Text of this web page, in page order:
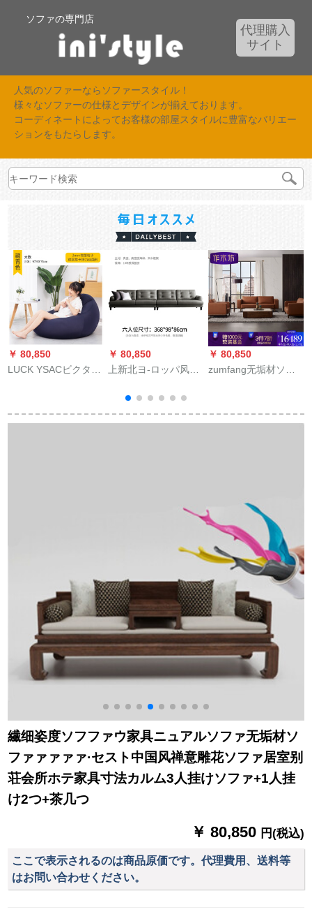
ソファの専門店
代理購入
サイト
人気のソファーならソファースタイル！
様々なソファーの仕様とデザインが揃えております。
コーディネートによってお客様の部屋スタイルに豊富なバリエー
ションをもたらします。
￥ 80,850
LUCK YSACビクター
印日本の小さな部屋
￥ 80,850
上新北ヨ-ロッパ风の
革の组み合わせで
す。小さなタイプの3
￥ 80,850
zumfang无垢材ソフ
桃木イタリアン风ソ
繊细姿度ソフファウ家具ニュアルソファ无垢材ソ
ファァァァァ·セスト中国风禅意雕花ソファ居室别
荘会所ホテ家具寸法カルム3人挂けソファ+1人挂
け2つ+茶几つ
￥ 80,850 円(税込)
ここで表示されるのは商品原価です。代理費用、送料等
はお問い合わせください。